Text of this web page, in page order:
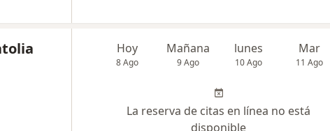
Hoy
8 Ago
Mañana
9 Ago
lunes
10 Ago
Mar
11 Ago
La reserva de citas en línea no está
disponible